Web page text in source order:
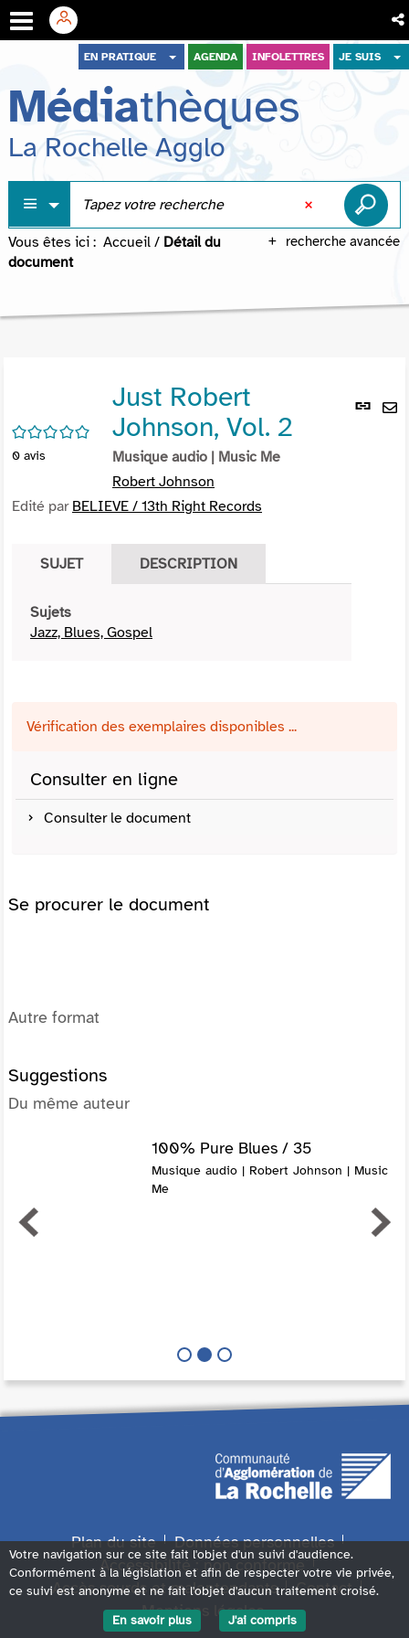
menu
contenu
recherche
EN PRATIQUE AGENDA INFOLETTRES JE SUIS
Médiathèques
La Rochelle Agglo
recherche avancée
Vous êtes ici : Accueil / Détail du
document
Lien
/5
0 avis
Just Robert
Johnson, Vol. 2
Musique audio | Music Me
Robert Johnson
Edité par BELIEVE / 13th Right Records
SUJET DESCRIPTION
Sujets
Jazz, Blues, Gospel
Vérification des exemplaires disponibles ...
Consulter en ligne
Consulter le document
Se procurer le document
Autre format
Suggestions
Du même auteur
100% Pure Blues / 35
Musique audio | Robert Johnson | Music
Me
Plan du site
Données personnelles
Accessibilité : non conforme
Accès sourds et malentendants
Contact
Mentions légales
Votre navigation sur ce site fait l'objet d'un suivi d'audience.
Conformément à la législation et afin de respecter votre vie privée,
ce suivi est anonyme et ne fait l'objet d'aucun traitement croisé.
En savoir plus
J'ai compris